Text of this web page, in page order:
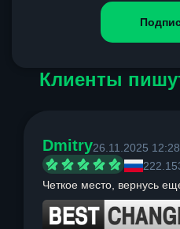
Клиенты
Dmitry26.11.2025 12:28
Четкое место, вернусь